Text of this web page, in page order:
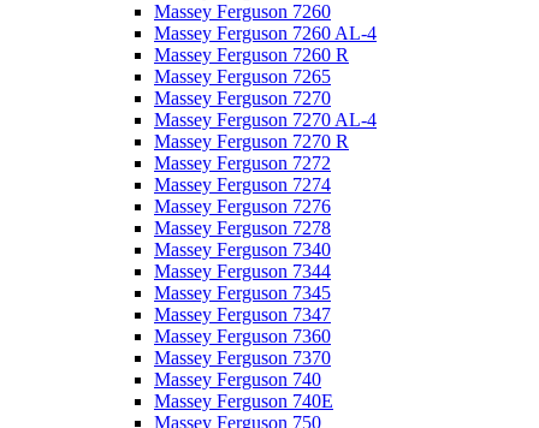
Massey Ferguson 7260
Massey Ferguson 7260 AL-4
Massey Ferguson 7260 R
Massey Ferguson 7265
Massey Ferguson 7270
Massey Ferguson 7270 AL-4
Massey Ferguson 7270 R
Massey Ferguson 7272
Massey Ferguson 7274
Massey Ferguson 7276
Massey Ferguson 7278
Massey Ferguson 7340
Massey Ferguson 7344
Massey Ferguson 7345
Massey Ferguson 7347
Massey Ferguson 7360
Massey Ferguson 7370
Massey Ferguson 740
Massey Ferguson 740E
Massey Ferguson 750